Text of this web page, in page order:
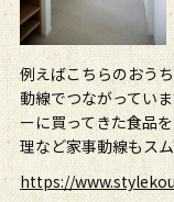
例えばこちらのおう
動線でつながってい
ーに買ってきた食品
理など家事動線もスム
https://